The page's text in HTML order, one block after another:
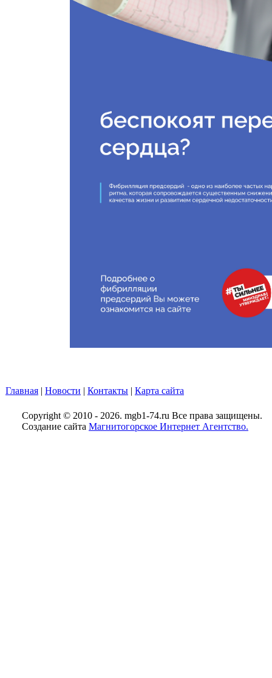
Главная | Новости | Контакты | Карта сайта
Copyright © 2010 - 2026. mgb1-74.ru Все права защищены.
Создание сайта Магнитогорское Интернет Агентство.